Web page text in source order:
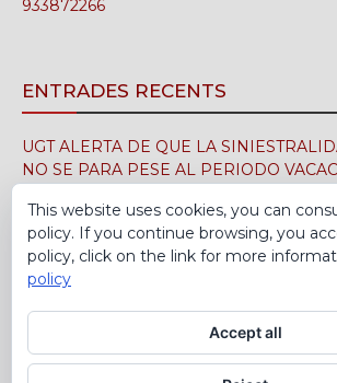
933872266
ENTRADES RECENTS
UGT ALERTA DE QUE LA
NO SE PARA PESE AL PERIODO
UGT FICA FIRMA EN EL SIMA EL
COLECTIVO DE LA INDUSTRIA DEL
PERÍODO 2026-2029
30 de juliol de 2026
This website uses cookies, you can
policy. If you continue browsing, you
policy, click on the link for more
policy
Accept all